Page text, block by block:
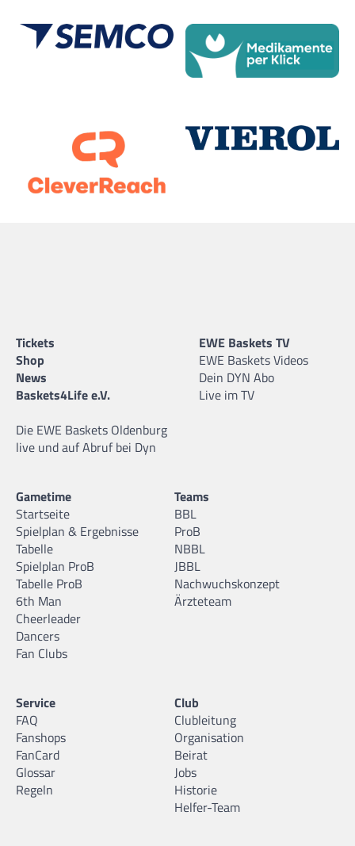
Tickets
Shop
News
Baskets4Life e.V.
Die EWE Baskets Oldenburg
live und auf Abruf bei Dyn
EWE Baskets TV
EWE Baskets Videos
Dein DYN Abo
Live im TV
Gametime
Startseite
Spielplan & Ergebnisse
Tabelle
Spielplan ProB
Tabelle ProB
6th Man
Cheerleader
Dancers
Fan Clubs
Teams
BBL
ProB
NBBL
JBBL
Nachwuchskonzept
Ärzteteam
Service
FAQ
Fanshops
FanCard
Glossar
Regeln
Club
Clubleitung
Organisation
Beirat
Jobs
Historie
Helfer-Team